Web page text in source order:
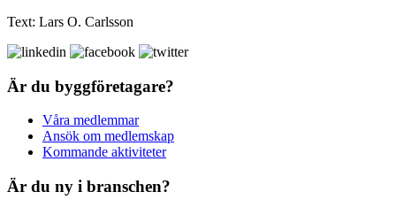
Text: Lars O. Carlsson
Är du byggföretagare?
Våra medlemmar
Ansök om medlemskap
Kommande aktiviteter
Är du ny i branschen?